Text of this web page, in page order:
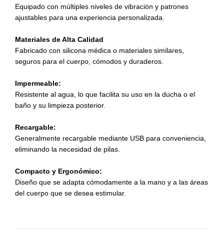
Equipado con múltiples niveles de vibración y patrones
ajustables para una experiencia personalizada.
Materiales de Alta Calidad
Fabricado con silicona médica o materiales similares,
seguros para el cuerpo, cómodos y duraderos.
Impermeable:
Resistente al agua, lo que facilita su uso en la ducha o el
baño y su limpieza posterior.
Recargable:
Generalmente recargable mediante USB para conveniencia,
eliminando la necesidad de pilas.
Compacto y Ergonómico:
Diseño que se adapta cómodamente a la mano y a las áreas
del cuerpo que se desea estimular.